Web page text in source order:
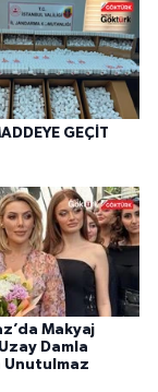
GEÇİT
Makyaj
Damla
Unutulmaz